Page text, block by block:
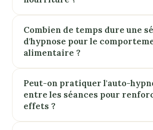
Combien de temps dure une
d'hypnose pour le
alimentaire ?
Peut-on pratiquer l'auto-
entre les séances pour
effets ?